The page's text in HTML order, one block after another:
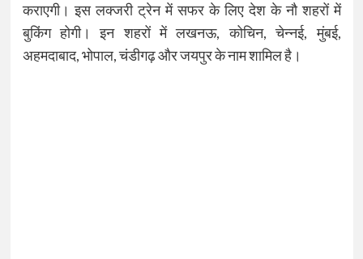
कराएगी। इस लक्जरी ट्रेन में सफर के लिए देश के नौ शहरों में
बुकिंग होगी। इन शहरों में लखनऊ, कोचिन, चेन्नई, मुंबई,
अहमदाबाद, भोपाल, चंडीगढ़ और जयपुर के नाम शामिल है।